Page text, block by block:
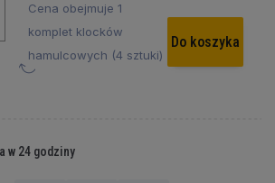
Cena obejmuje 1
komplet klocków
hamulcowych (4 sztuki)
Do koszyka
w 24 godziny